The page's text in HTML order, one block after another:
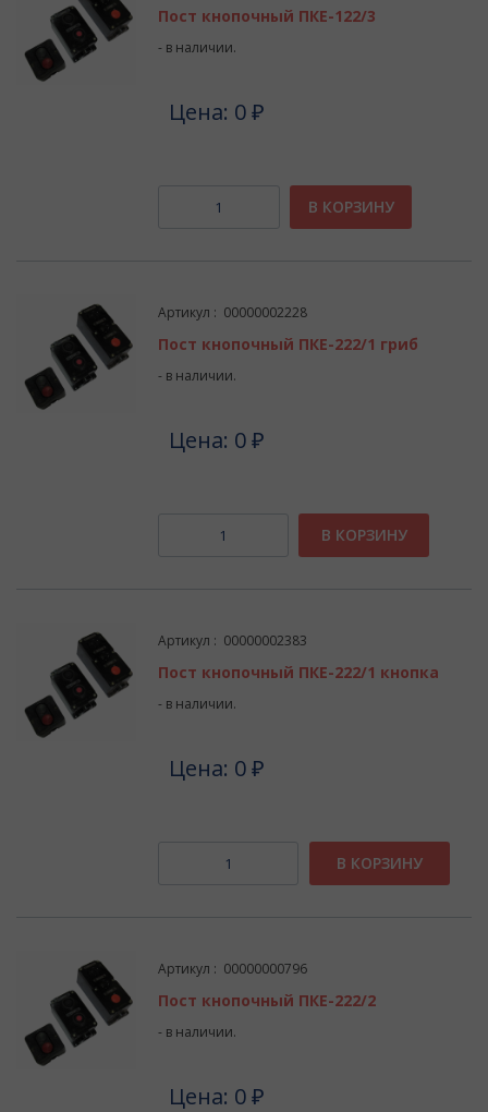
Пост кнопочный ПКЕ-122/3
- в наличии.
Цена: 0 ₽
В КОРЗИНУ
Артикул : 00000002228
Пост кнопочный ПКЕ-222/1 гриб
- в наличии.
Цена: 0 ₽
В КОРЗИНУ
Артикул : 00000002383
Пост кнопочный ПКЕ-222/1 кнопка
- в наличии.
Цена: 0 ₽
В КОРЗИНУ
Артикул : 00000000796
Пост кнопочный ПКЕ-222/2
- в наличии.
Цена: 0 ₽